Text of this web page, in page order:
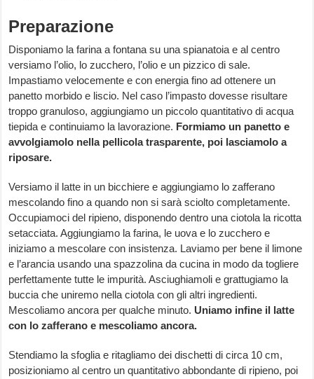
Preparazione
Disponiamo la farina a fontana su una spianatoia e al centro
versiamo l’olio, lo zucchero, l’olio e un pizzico di sale.
Impastiamo velocemente e con energia fino ad ottenere un
panetto morbido e liscio. Nel caso l’impasto dovesse risultare
troppo granuloso, aggiungiamo un piccolo quantitativo di acqua
tiepida e continuiamo la lavorazione. Formiamo un panetto e
avvolgiamolo nella pellicola trasparente, poi lasciamolo a
riposare.
Versiamo il latte in un bicchiere e aggiungiamo lo zafferano
mescolando fino a quando non si sarà sciolto completamente.
Occupiamoci del ripieno, disponendo dentro una ciotola la ricotta
setacciata. Aggiungiamo la farina, le uova e lo zucchero e
iniziamo a mescolare con insistenza. Laviamo per bene il limone
e l’arancia usando una spazzolina da cucina in modo da togliere
perfettamente tutte le impurità. Asciughiamoli e grattugiamo la
buccia che uniremo nella ciotola con gli altri ingredienti.
Mescoliamo ancora per qualche minuto. Uniamo infine il latte
con lo zafferano e mescoliamo ancora.
Stendiamo la sfoglia e ritagliamo dei dischetti di circa 10 cm,
posizioniamo al centro un quantitativo abbondante di ripieno, poi